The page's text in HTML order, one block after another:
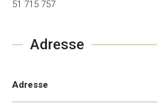
51 715 757
Adresse
Adresse